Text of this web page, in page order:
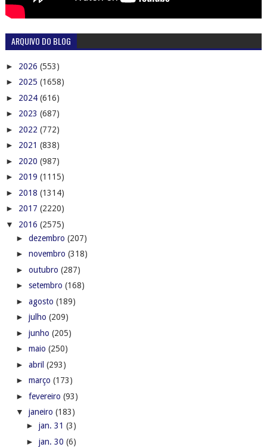
ARQUIVO DO BLOG
► 2026 (553)
► 2025 (1658)
► 2024 (616)
► 2023 (687)
► 2022 (772)
► 2021 (838)
► 2020 (987)
► 2019 (1115)
► 2018 (1314)
► 2017 (2220)
▼ 2016 (2575)
► dezembro (207)
► novembro (318)
► outubro (287)
► setembro (168)
► agosto (189)
► julho (209)
► junho (205)
► maio (250)
► abril (293)
► março (173)
► fevereiro (93)
▼ janeiro (183)
► jan. 31 (3)
► jan. 30 (6)